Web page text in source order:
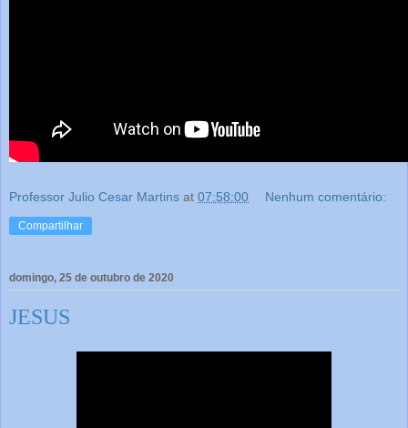
Professor Julio Cesar Martins at 07:58:00 Nenhum comentário:
Compartilhar
domingo, 25 de outubro de 2020
JESUS